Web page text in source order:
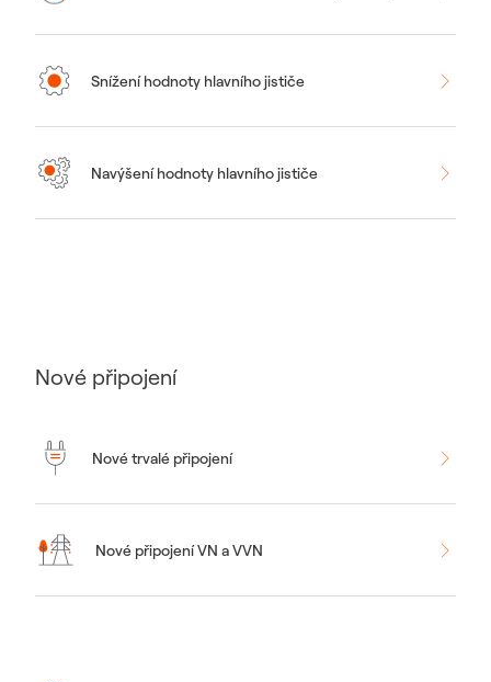
Snížení hodnoty hlavního jističe
Navýšení hodnoty hlavního jističe
Nové připojení
Nové trvalé připojení
Nové připojení VN a VVN